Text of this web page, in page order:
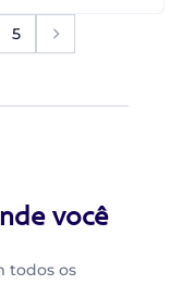
5
você
todos os